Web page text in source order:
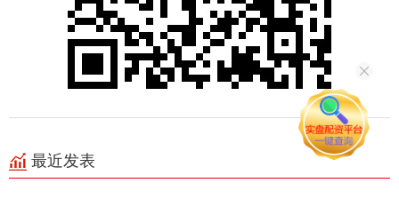
最近发表